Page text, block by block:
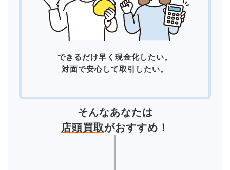
できるだけ早く現金化したい。
対面で安心して取引したい。
そんなあなたは
店頭買取がおすすめ！